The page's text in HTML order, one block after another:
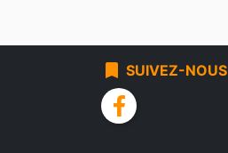
bookmark SUIVEZ-NOUS
facebook